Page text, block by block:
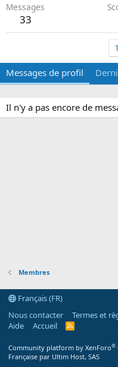
Messages
33
Messages de profil
Il n'y a pas encore de
Membres
Français (FR)
Nous contacter
Termes et
Aide
Accueil
R
Community platform by XenForo®
Française par Ultim Host, SAS